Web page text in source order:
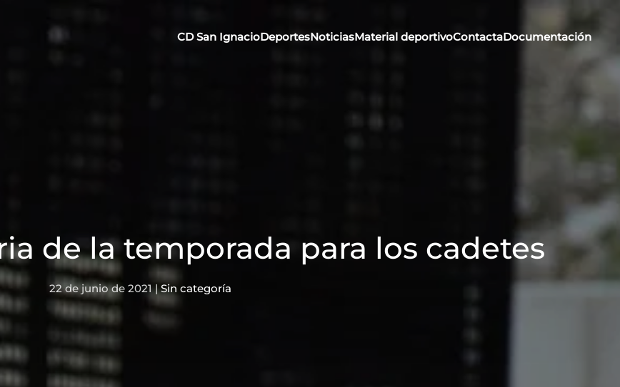
CD San IgnacioDeportesNoticiasMaterial deportivoContactaDocumentación
de la temporada para los cadetes
22 de junio de 2021|Sin categoría